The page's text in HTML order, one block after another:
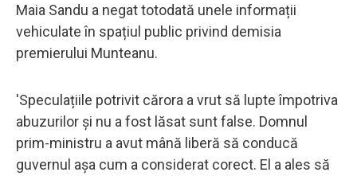
Maia Sandu a negat totodată unele informații
vehiculate în spațiul public privind demisia
premierului Munteanu.
'Speculațiile potrivit cărora a vrut să lupte împotriva
abuzurilor și nu a fost lăsat sunt false. Domnul
prim-ministru a avut mână liberă să conducă
guvernul așa cum a considerat corect. El a ales să